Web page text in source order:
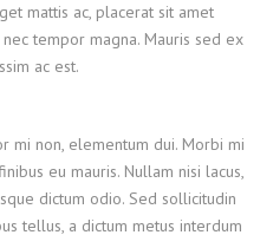
mattis ac, placerat sit amet
tempor magna. Mauris sed ex
ac est.
mi non, elementum dui. Morbi mi
eu mauris. Nullam nisi lacus,
dictum odio. Sed sollicitudin
tellus, a dictum metus interdum